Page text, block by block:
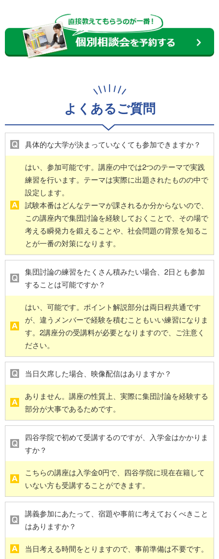
よくあるご質問
具体的な大学が決まっていなくても参加できますか？
はい、参加可能です。講座の中では2つのテーマで実践
練習を行います。テーマは実際に出題されたものの中で
設定します。
試験本番はどんなテーマが課されるか分からないので、
この講座内で集団討論を経験しておくことで、その場で
考える瞬発力を鍛えることや、社会問題の背景を知るこ
とが一番の対策になります。
集団討論の練習をたくさん積みたい場合、2日とも参加
することは可能ですか？
はい、可能です。ポイント解説部分は両日程共通です
が、違うメンバーで経験を積むこともいい練習になりま
す。2講座分の受講料が必要となりますので、ご注意く
ださい。
当日欠席した場合、映像配信はありますか？
ありません。講座の性質上、実際に集団討論を経験する
部分が大事であるためです。
四谷学院で初めて受講するのですが、入学金はかかりま
すか？
こちらの講座は入学金0円で、四谷学院に現在在籍して
いない方も受講することができます。
講義参加にあたって、宿題や事前に考えておくべきこと
はありますか？
当日考える時間をとりますので、事前準備は不要です。